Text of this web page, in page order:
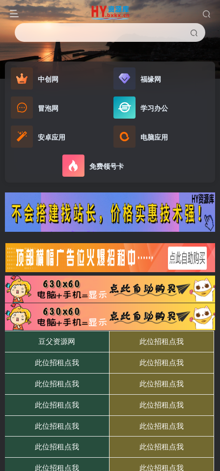
中创网 福缘网
冒泡网 学习办公
安卓应用 电脑应用
免费领号卡